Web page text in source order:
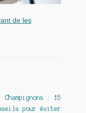
de les
Article
suivant :
Champignons : 15
pour éviter